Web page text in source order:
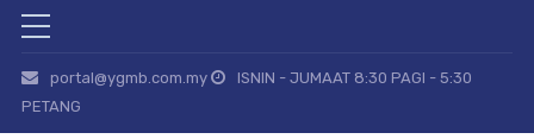
portal@ygmb.com.my
ISNIN - JUMAAT 8:30 PAGI - 5:30
PETANG